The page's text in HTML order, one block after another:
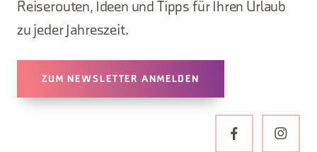
Reiserouten, Ideen und Tipps für Ihren Urlaub
zu jeder Jahreszeit.
ZUM NEWSLETTER ANMELDEN